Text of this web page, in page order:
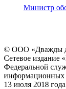
Министр
© ООО «Дважды
Сетевое издание
Федеральной
информационных
13 июля 2018